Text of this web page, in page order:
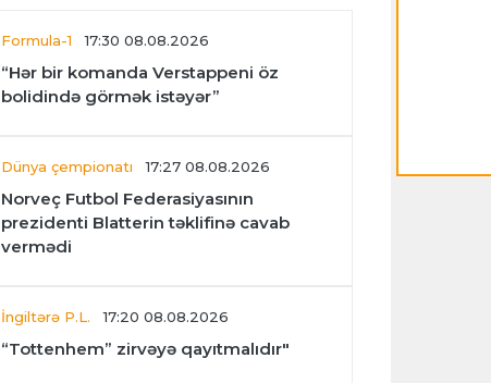
Formula-1 17:30 08.08.2026
“Hər bir komanda Verstappeni öz
bolidində görmək istəyər”
Dünya çempionatı 17:27 08.08.2026
Norveç Futbol Federasiyasının
prezidenti Blatterin təklifinə cavab
vermədi
İngiltərə P.L. 17:20 08.08.2026
“Tottenhem” zirvəyə qayıtmalıdır"